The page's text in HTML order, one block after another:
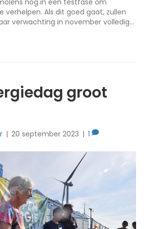
nog in een testfase om
verhelpen. Als dit goed gaat, zullen
verwachting in november volledig…
groot
| 20 september 2023 | 1